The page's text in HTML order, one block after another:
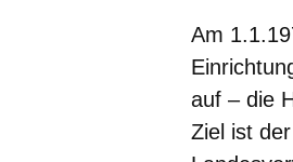
Am
auf – die
Ziel ist